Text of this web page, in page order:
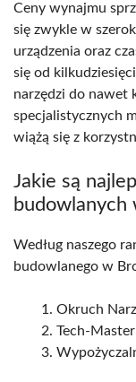
Ceny wynajmu
się zwykle w
urządzenia oraz
się od
narzędzi do nawet
specjalistycznych
wiążą się z
Jakie są
budowlanych
Według naszego
budowlanego w
Okruch
Tech-